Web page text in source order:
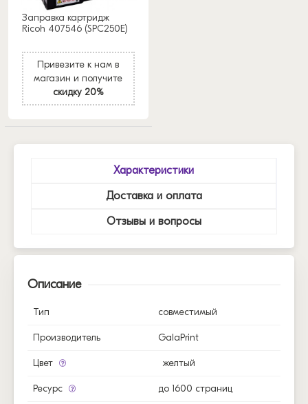
Заправка картридж
Ricoh 407546 (SPC250E)
Привезите к нам в
магазин и получите
скидку 20%
Характеристики
Доставка и оплата
Отзывы и вопросы
Описание
Тип совместимый
Производитель GalaPrint
Цвет желтый
Ресурс до 1600 страниц